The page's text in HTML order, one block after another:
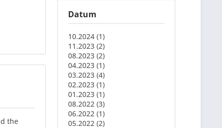
Datum
10.2024 (1)
11.2023 (2)
08.2023 (2)
04.2023 (1)
03.2023 (4)
02.2023 (1)
01.2023 (1)
08.2022 (3)
06.2022 (1)
05.2022 (2)
the